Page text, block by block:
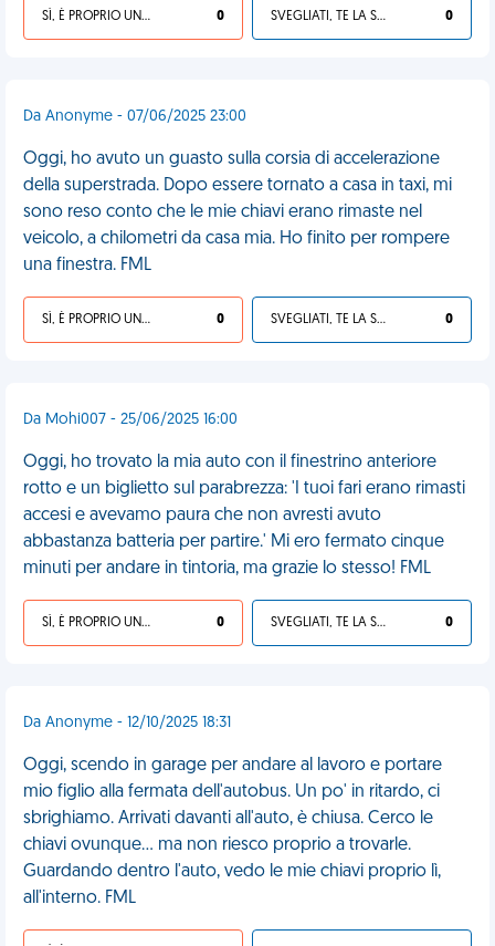
SÌ, È PROPRIO UNA VDM! 0 SVEGLIATI, TE LA SEI CERCATA! 0
Da Anonyme - 07/06/2025 23:00
Oggi, ho avuto un guasto sulla corsia di accelerazione
della superstrada. Dopo essere tornato a casa in taxi, mi
sono reso conto che le mie chiavi erano rimaste nel
veicolo, a chilometri da casa mia. Ho finito per rompere
una finestra. FML
SÌ, È PROPRIO UNA VDM! 0 SVEGLIATI, TE LA SEI CERCATA! 0
Da Mohi007 - 25/06/2025 16:00
Oggi, ho trovato la mia auto con il finestrino anteriore
rotto e un biglietto sul parabrezza: 'I tuoi fari erano rimasti
accesi e avevamo paura che non avresti avuto
abbastanza batteria per partire.' Mi ero fermato cinque
minuti per andare in tintoria, ma grazie lo stesso! FML
SÌ, È PROPRIO UNA VDM! 0 SVEGLIATI, TE LA SEI CERCATA! 0
Da Anonyme - 12/10/2025 18:31
Oggi, scendo in garage per andare al lavoro e portare
mio figlio alla fermata dell'autobus. Un po' in ritardo, ci
sbrighiamo. Arrivati davanti all'auto, è chiusa. Cerco le
chiavi ovunque... ma non riesco proprio a trovarle.
Guardando dentro l'auto, vedo le mie chiavi proprio lì,
all'interno. FML